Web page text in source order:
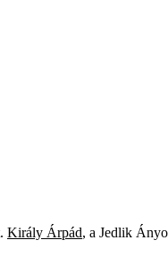
Király Árpád, a Jedlik